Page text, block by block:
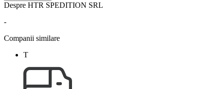
Despre HTR SPEDITION SRL
-
Companii similare
T